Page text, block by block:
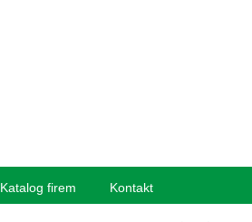
Katalog firem Kontakt